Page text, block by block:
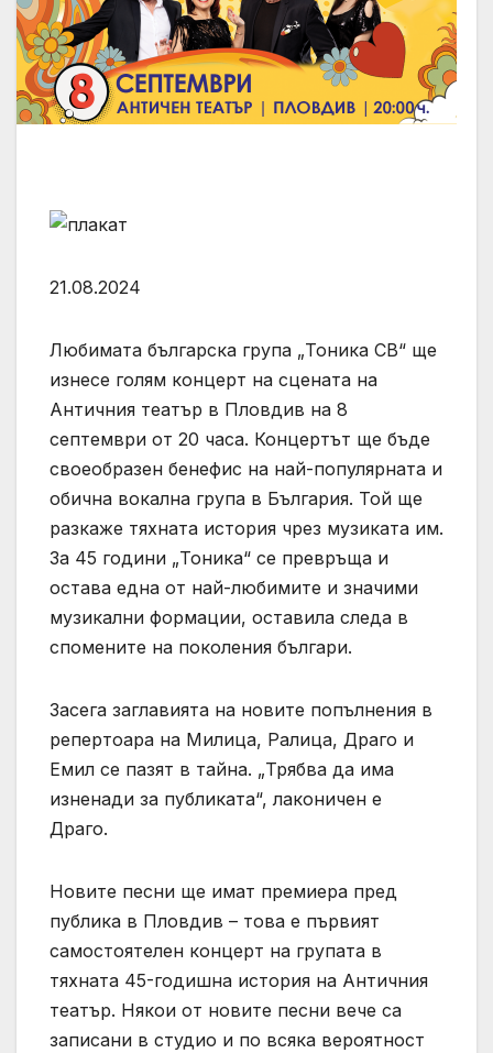
21.08.2024
Любимата българска група „Тоника СВ“ ще
изнесе голям концерт на сцената на
Античния театър в Пловдив на 8
септември от 20 часа. Концертът ще бъде
своеобразен бенефис на най-популярната и
обична вокална група в България. Той ще
разкаже тяхната история чрез музиката им.
За 45 години „Тоника“ се превръща и
остава една от най-любимите и значими
музикални формации, оставила следа в
спомените на поколения българи.
Засега заглавията на новите попълнения в
репертоара на Милица, Ралица, Драго и
Емил се пазят в тайна. „Трябва да има
изненади за публиката“, лаконичен е
Драго.
Новите песни ще имат премиера пред
публика в Пловдив – това е първият
самостоятелен концерт на групата в
тяхната 45-годишна история на Античния
театър. Някои от новите песни вече са
записани в студио и по всяка вероятност